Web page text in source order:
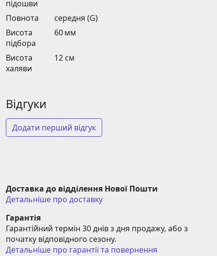
підошви
Повнота
середня (G)
Висота
підбора
60 мм
Висота
халяви
12 см
Відгуки
Додати перший відгук
Доставка до відділення Нової Пошти
Детальніше про доставку
Гарантія
Гарантійний термін 30 днів з дня продажу, або з
початку відповідного сезону.
Детальніше про гарантії та повернення